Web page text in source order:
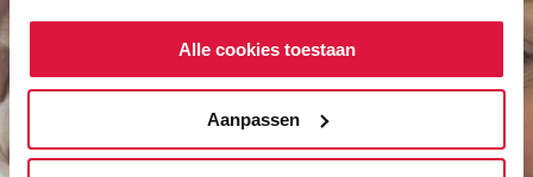
Alle cookies toestaan
Aanpassen